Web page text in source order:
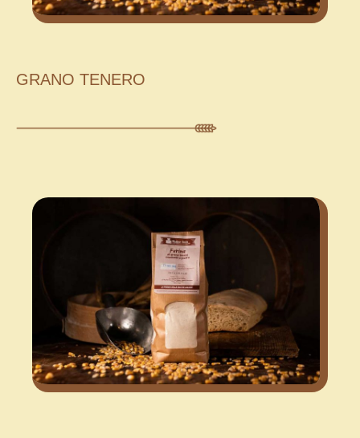
GRANO TENERO